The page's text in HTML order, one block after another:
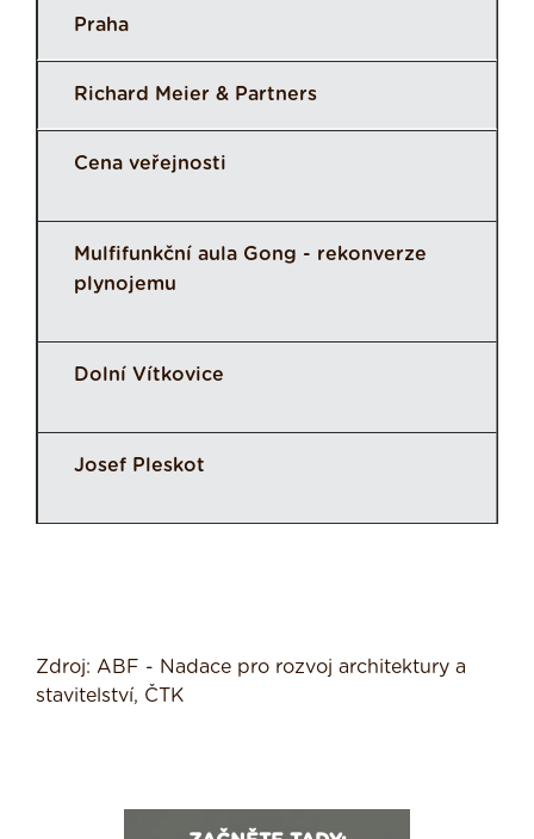
Praha
Richard Meier & Partners
Cena veřejnosti
Mulfifunkční aula Gong - rekonverze
plynojemu
Dolní Vítkovice
Josef Pleskot
Zdroj: ABF - Nadace pro rozvoj architektury a
stavitelství, ČTK